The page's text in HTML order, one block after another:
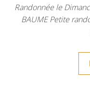
Randonnée le
BAUME Petite